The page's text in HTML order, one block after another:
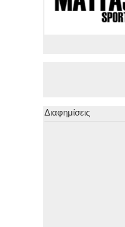
Διαφημίσεις